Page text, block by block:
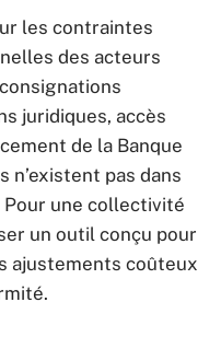
les contraintes
des acteurs
juridiques, accès
de la Banque
pas dans
une collectivité
un outil conçu pour
ajustements coûteux